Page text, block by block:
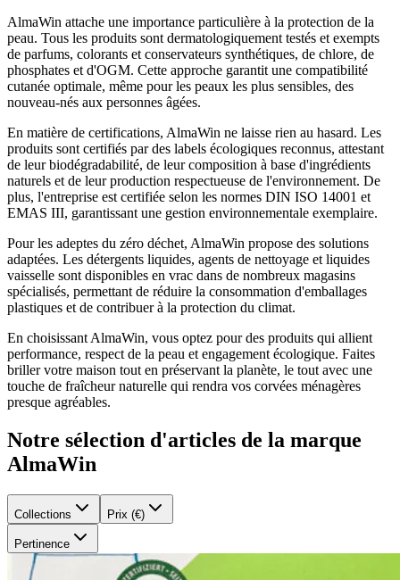
AlmaWin attache une importance particulière à la protection de la
peau. Tous les produits sont dermatologiquement testés et exempts
de parfums, colorants et conservateurs synthétiques, de chlore, de
phosphates et d'OGM. Cette approche garantit une compatibilité
cutanée optimale, même pour les peaux les plus sensibles, des
nouveau-nés aux personnes âgées.
En matière de certifications, AlmaWin ne laisse rien au hasard. Les
produits sont certifiés par des labels écologiques reconnus, attestant
de leur biodégradabilité, de leur composition à base d'ingrédients
naturels et de leur production respectueuse de l'environnement. De
plus, l'entreprise est certifiée selon les normes DIN ISO 14001 et
EMAS III, garantissant une gestion environnementale exemplaire.
Pour les adeptes du zéro déchet, AlmaWin propose des solutions
adaptées. Les détergents liquides, agents de nettoyage et liquides
vaisselle sont disponibles en vrac dans de nombreux magasins
spécialisés, permettant de réduire la consommation d'emballages
plastiques et de contribuer à la protection du climat.
En choisissant AlmaWin, vous optez pour des produits qui allient
performance, respect de la peau et engagement écologique. Faites
briller votre maison tout en préservant la planète, le tout avec une
touche de fraîcheur naturelle qui rendra vos corvées ménagères
presque agréables.
Notre sélection d'articles de la marque
AlmaWin
Collections Prix (€)
Pertinence